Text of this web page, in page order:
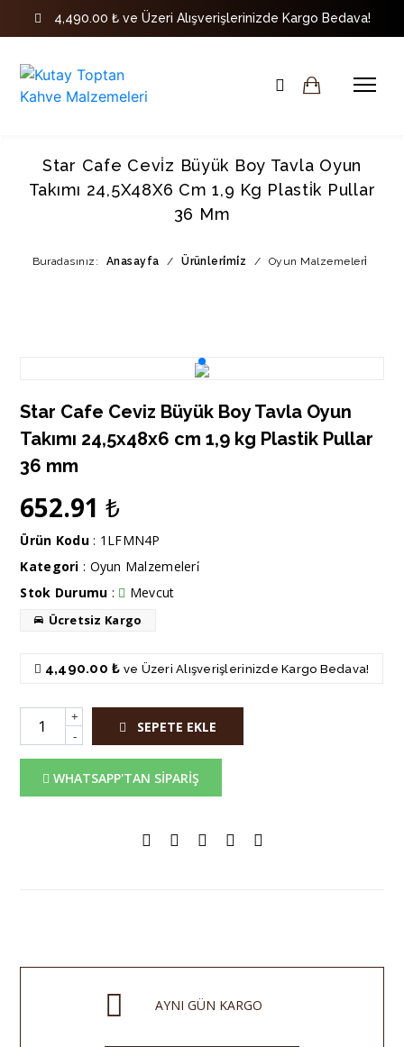
4,490.00 ₺ ve Üzeri Alışverişlerinizde Kargo Bedava!
Star Cafe Cevi̇z Büyük Boy Tavla Oyun
Takımı 24,5X48X6 Cm 1,9 Kg Plasti̇k Pullar
36 Mm
Buradasınız: Anasayfa / Ürünleri̇mi̇z / Oyun Malzemeleri̇
Star Cafe Ceviz Büyük Boy Tavla Oyun
Takımı 24,5x48x6 cm 1,9 kg Plastik Pullar
36 mm
652.91₺
Ürün Kodu: 1LFMN4P
Kategori : Oyun Malzemeleri̇
Stok Durumu : Mevcut
Ücretsiz Kargo
4,490.00 ₺ ve Üzeri Alışverişlerinizde Kargo Bedava!
+
-
SEPETE EKLE
WHATSAPP'TAN SİPARİŞ
AYNI GÜN KARGO